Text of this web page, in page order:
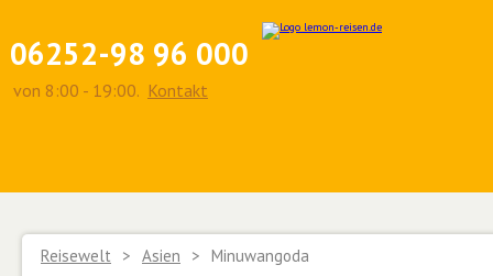
06252-98 96 000
von 8:00 - 19:00. Kontakt
Reisewelt > Asien > Minuwangoda